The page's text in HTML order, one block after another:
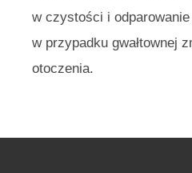
w czystości i
w przypadku gwałtownej
otoczenia.